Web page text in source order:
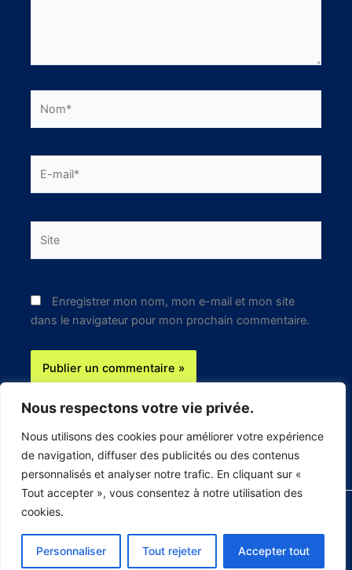
Nous respectons votre vie privée.
Nous utilisons des cookies pour améliorer votre expérience
de navigation, diffuser des publicités ou des contenus
personnalisés et analyser notre trafic. En cliquant sur «
Tout accepter », vous consentez à notre utilisation des
cookies.
Personnaliser Tout rejeter Accepter tout
Enregistrer mon nom, mon e-mail et mon site
dans le navigateur pour mon prochain commentaire.